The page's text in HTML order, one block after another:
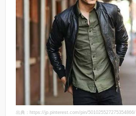
出典：https://jp.pinterest.com/pin/501025527275354866/